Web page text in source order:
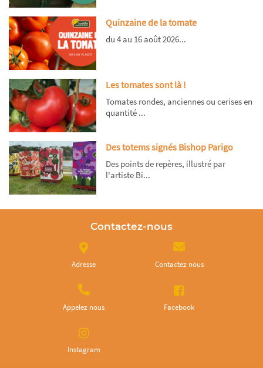
Quinzaine de la tomate
du 4 au 16 août 2026...
Les tomates sont là !
Tomates rondes, anciennes ou cerises en
quantité ...
Des totems signés Bishop Parigo
Des points de repères, illustré par
l'artiste Bi...
Contactez-nous
Adresse Contactez nous
Appelez nous Facebook
Instagram